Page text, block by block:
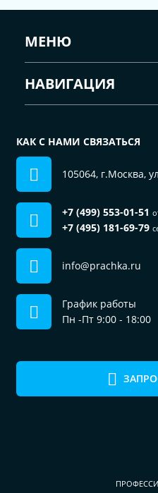
МЕНЮ
НАВИГАЦИЯ
КАК С НАМИ СВЯЗАТЬСЯ
105064, г.Москва,
+7 (499) 553-01-51
+7 (495) 181-69-79
info@prachka.ru
График работы
Пн -Пт 9:00 - 18:00